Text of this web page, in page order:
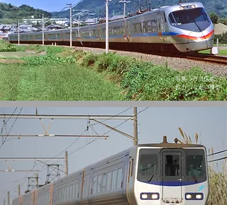
​写真：市川信也
協力：ながい模型